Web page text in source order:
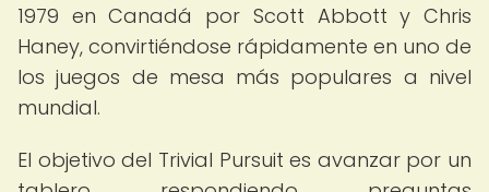
1979 en Canadá por Scott Abbott y Chris
Haney, convirtiéndose rápidamente en uno de
los juegos de mesa más populares a nivel
mundial.
El objetivo del Trivial Pursuit es avanzar por un